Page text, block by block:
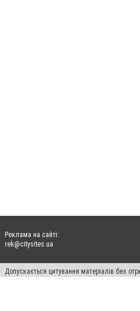
Реклама на сайті:
rek@citysites.ua
Допускається цитування матеріалів без
пошукових систем гіперпосилання на